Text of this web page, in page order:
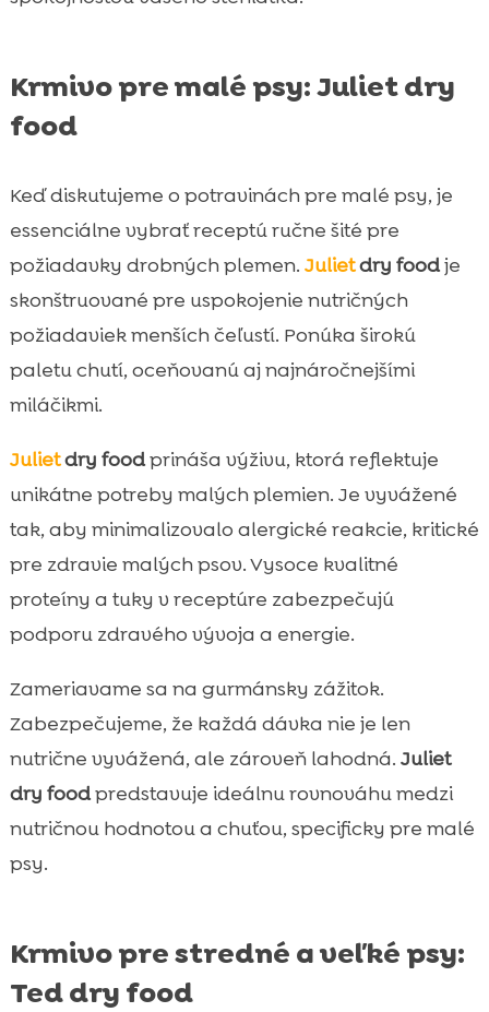
Krmivo pre malé psy: Juliet dry
food
Keď diskutujeme o potravinách pre malé psy, je
essenciálne vybrať receptú ručne šité pre
požiadavky drobných plemen. Julietdry foodje
skonštruované pre uspokojenie nutričných
požiadaviek menších čeľustí. Ponúka širokú
paletu chutí, oceňovanú aj najnáročnejšími
miláčikmi.
Julietdry foodprináša výživu, ktorá reflektuje
unikátne potreby malých plemien. Je vyvážené
tak, aby minimalizovalo alergické reakcie, kritické
pre zdravie malých psov. Vysoce kvalitné
proteíny a tuky v receptúre zabezpečujú
podporu zdravého vývoja a energie.
Zameriavame sa na gurmánsky zážitok.
Zabezpečujeme, že každá dávka nie je len
nutrične vyvážená, ale zároveň lahodná. Juliet
dry foodpredstavuje ideálnu rovnováhu medzi
nutričnou hodnotou a chuťou, specificky pre malé
psy.
Krmivo pre stredné a veľké psy:
Ted dry food